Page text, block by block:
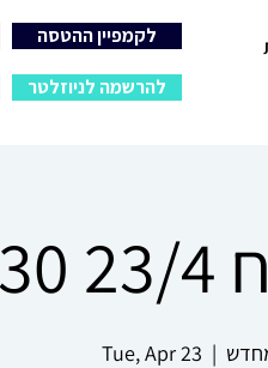
לקמפיין ההטסה
להרשמה לניוזלטר
Tue, Apr 23
  |